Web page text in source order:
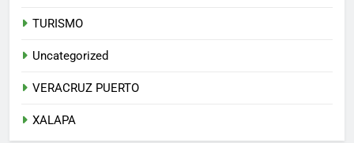
TURISMO
Uncategorized
VERACRUZ PUERTO
XALAPA